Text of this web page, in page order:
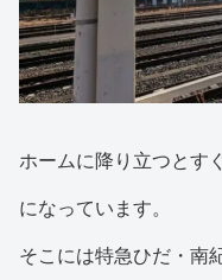
ホームに降り立つとす
になっています。
そこには特急ひだ・南